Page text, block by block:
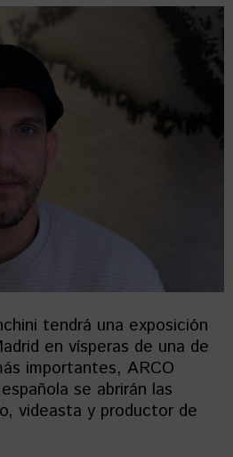
tendrá una exposición
en vísperas de una de
importantes, ARCO
se abrirán las
videasta y productor de